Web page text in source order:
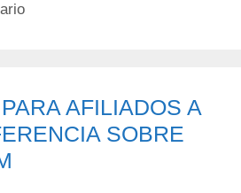
AFILIADOS A
SOBRE